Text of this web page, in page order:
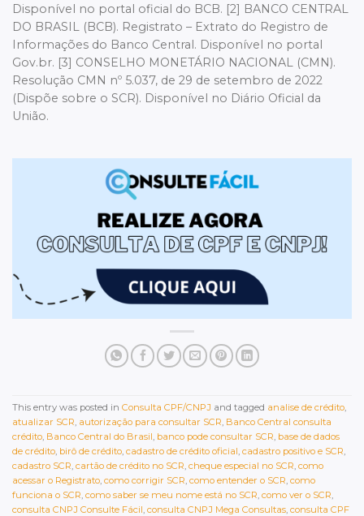
Disponível no portal oficial do BCB. [2] BANCO CENTRAL
DO BRASIL (BCB). Registrato – Extrato do Registro de
Informações do Banco Central. Disponível no portal
Gov.br. [3] CONSELHO MONETÁRIO NACIONAL (CMN).
Resolução CMN nº 5.037, de 29 de setembro de 2022
(Dispõe sobre o SCR). Disponível no Diário Oficial da
União.
This entry was posted in Consulta CPF/CNPJ and tagged analise de crédito,
atualizar SCR, autorização para consultar SCR, Banco Central consulta
crédito, Banco Central do Brasil, banco pode consultar SCR, base de dados
de crédito, birô de crédito, cadastro de crédito oficial, cadastro positivo e SCR,
cadastro SCR, cartão de crédito no SCR, cheque especial no SCR, como
acessar o Registrato, como corrigir SCR, como entender o SCR, como
funciona o SCR, como saber se meu nome está no SCR, como ver o SCR,
consulta CNPJ Consulte Fácil, consulta CNPJ Mega Consultas, consulta CPF